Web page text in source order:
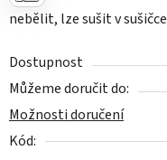
nebělit, lze sušit v sušičce
Dostupnost
Můžeme doručit do:
Možnosti doručení
Kód: